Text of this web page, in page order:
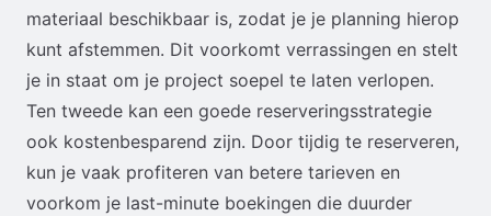
materiaal beschikbaar is, zodat je je planning hierop
kunt afstemmen. Dit voorkomt verrassingen en stelt
je in staat om je project soepel te laten verlopen.
Ten tweede kan een goede reserveringsstrategie
ook kostenbesparend zijn. Door tijdig te reserveren,
kun je vaak profiteren van betere tarieven en
voorkom je last-minute boekingen die duurder